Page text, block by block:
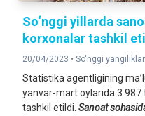
So‘nggi yillarda
korxonalar tashkil
20/04/2023 • So'nggi yangiliklar
Statistika agentligining
yanvar-mart oylarida 3
tashkil etildi. Sanoat